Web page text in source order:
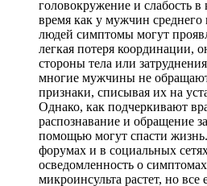
головокружение и слабость в
время как у мужчин
людей симптомы могут
легкая потеря координации,
стороны тела или
многие мужчины не
признаки, списывая их на
Однако, как подчеркивают
распознавание и обращение
помощью могут спасти
форумах и в социальных
осведомленность о
микроинсульта растет, но все